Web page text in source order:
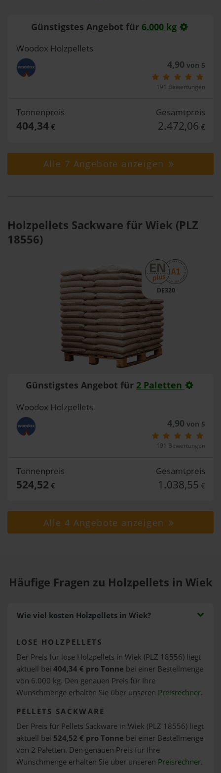
Günstigstes Angebot für 6.000 kg
Woodox Holzpellets
4,90 von 5
191 Bewertungen
Tonnenpreis
404,34€
Gesamtpreis
2.472,06 €
Alle 7 Angebote anzeigen
Holzpellets Sackware für Wiek (PLZ
18556)
DE320
Günstigstes Angebot für 2 Paletten
Woodox Holzpellets
4,90 von 5
191 Bewertungen
Tonnenpreis
524,52 €
Gesamtpreis
1.038,55 €
Alle 4 Angebote anzeigen
Häufige Fragen zu Holzpellets in Wiek
Wie viel kosten Holzpellets in Wiek?
LOSE HOLZPELLETS
Der Preis für lose Holzpellets in Wiek (PLZ 18556) liegt
aktuell bei 404,34 € pro Tonne bei einer Bestellmenge
von 6.000 kg. Den genauen Preis für Ihre
Wunschmenge erhalten Sie über unseren Preisrechner.
PELLETS SACKWARE
Der Preis für Pellets Sackware in Wiek (PLZ 18556) liegt
aktuell bei 524,52 € pro Tonne bei einer Bestellmenge
von 2 Paletten. Den genauen Preis für Ihre
Wunschmenge erhalten Sie über unseren Preisrechner.